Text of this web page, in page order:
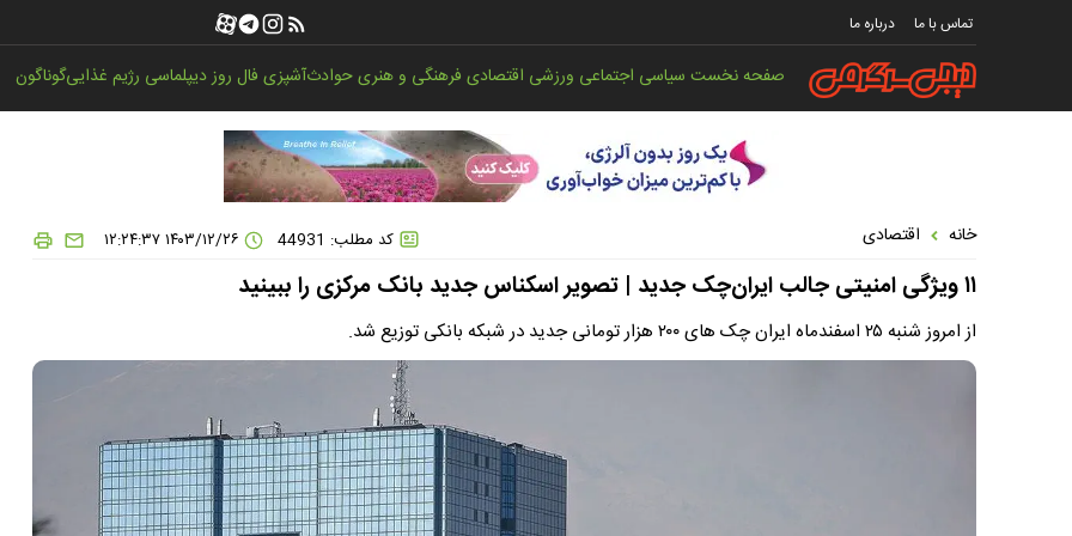
تماس با ما درباره ما
صفحه نخستسیاسی اجتماعی ورزشی اقتصادیفرهنگی و هنریحوادثآشپزیفال روزدیپلماسی رژیم غذاییگوناگون
خانه اقتصادی کد مطلب: 44931
۱۱ ویژگی‌ امنیتی جالب ایران‌چک جدید | تصویر اسکناس جدید بانک مرکزی را ببینید
از امروز شنبه ۲۵ اسفندماه ایران چک های ۲۰۰ هزار تومانی جدید در شبکه بانکی توزیع شد.